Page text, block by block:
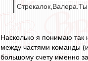
Насколько я понимаю так
между частями команды
большому счету именно